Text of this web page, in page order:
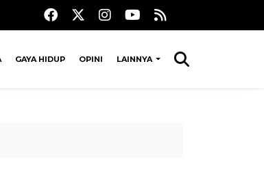
GAYA HIDUP OPINI LAINNYA